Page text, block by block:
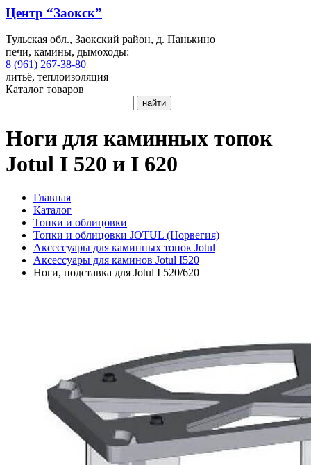
Центр “Заокск”
Тульская обл., Заокский район, д. Панькино
печи, камины, дымоходы:
8 (961) 267-38-80
литьё, теплоизоляция
Каталог товаров
найти
Ноги для каминных топок
Jotul I 520 и I 620
Главная
Каталог
Топки и облицовки
Топки и облицовки JOTUL (Норвегия)
Аксессуары для каминных топок Jotul
Аксессуары для каминов Jotul I520
Ноги, подставка для Jotul I 520/620